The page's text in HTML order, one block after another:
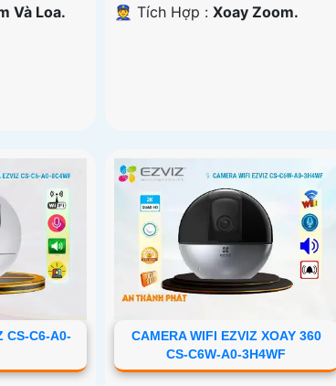
Và Loa.
️👮 Tích Hợp : Xoay Zoom.
CS-C6-A0-
CAMERA WIFI EZVIZ XOAY 360
CS-C6W-A0-3H4WF